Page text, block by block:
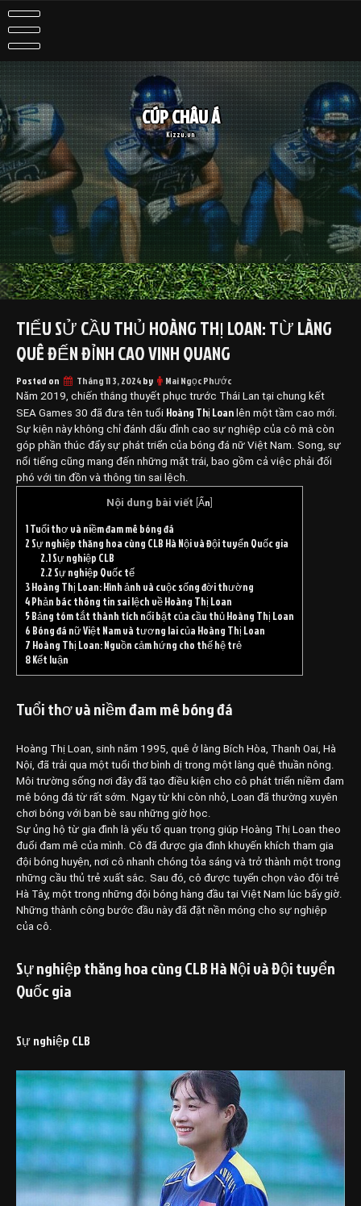
Skip
to
content
CÚP CHÂU Á
Kizzu.vn
TIỂU SỬ CẦU THỦ HOÀNG THỊ LOAN: TỪ LÀNG
QUÊ ĐẾN ĐỈNH CAO VINH QUANG
Posted on Tháng 11 3, 2024by Mai Ngọc Phước
Năm 2019, chiến thắng thuyết phục trước Thái Lan tại chung kết
SEA Games 30 đã đưa tên tuổi Hoàng Thị Loan lên một tầm cao mới.
Sự kiện này không chỉ đánh dấu đỉnh cao sự nghiệp của cô mà còn
góp phần thúc đẩy sự phát triển của bóng đá nữ Việt Nam. Song, sự
nổi tiếng cũng mang đến những mặt trái, bao gồm cả việc phải đối
phó với tin đồn và thông tin sai lệch.
Nội dung bài viết Ẩn
1Tuổi thơ và niềm đam mê bóng đá
2 Sự nghiệp thăng hoa cùng CLB Hà Nội và Đội tuyển Quốc gia
2.1Sự nghiệp CLB
2.2 Sự nghiệp Quốc tế
3Hoàng Thị Loan: Hình ảnh và cuộc sống đời thường
4Phản bác thông tin sai lệch về Hoàng Thị Loan
5Bảng tóm tắt thành tích nổi bật của cầu thủ Hoàng Thị Loan
6 Bóng đá nữ Việt Nam và tương lai của Hoàng Thị Loan
7 Hoàng Thị Loan: Nguồn cảm hứng cho thế hệ trẻ
8Kết luận
Tuổi thơ và niềm đam mê bóng đá
Hoàng Thị Loan, sinh năm 1995, quê ở làng Bích Hòa, Thanh Oai, Hà
Nội, đã trải qua một tuổi thơ bình dị trong một làng quê thuần nông.
Môi trường sống nơi đây đã tạo điều kiện cho cô phát triển niềm đam
mê bóng đá từ rất sớm. Ngay từ khi còn nhỏ, Loan đã thường xuyên
chơi bóng với bạn bè sau những giờ học.
Sự ủng hộ từ gia đình là yếu tố quan trọng giúp Hoàng Thị Loan theo
đuổi đam mê của mình. Cô đã được gia đình khuyến khích tham gia
đội bóng huyện, nơi cô nhanh chóng tỏa sáng và trở thành một trong
những cầu thủ trẻ xuất sắc. Sau đó, cô được tuyển chọn vào đội trẻ
Hà Tây, một trong những đội bóng hàng đầu tại Việt Nam lúc bấy giờ.
Những thành công bước đầu này đã đặt nền móng cho sự nghiệp
của cô.
Sự nghiệp thăng hoa cùng CLB Hà Nội và Đội tuyển
Quốc gia
Sự nghiệp CLB